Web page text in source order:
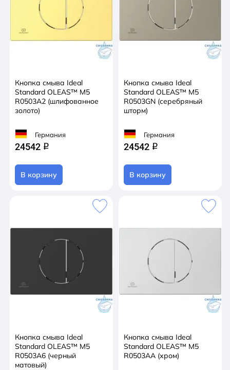
Кнопка смыва Ideal
Standard OLEAS™ M5
R0503A2 (шлифованное
золото)
Германия
24542 q
В корзину
Кнопка смыва Ideal
Standard OLEAS™ M5
R0503GN (серебряный
шторм)
Германия
24542 q
В корзину
Кнопка смыва Ideal
Standard OLEAS™ M5
R0503A6 (черный
матовый)
Кнопка смыва Ideal
Standard OLEAS™ M5
R0503AA (хром)